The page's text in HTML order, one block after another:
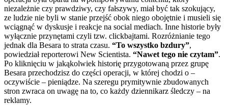
niezależnie czy prawdziwy, czy fałszywy, miał być tak szokujący,
ze ludzie nie byli w stanie przejść obok niego obojętnie i musieli się
wciągnąć w dyskusje i reakcje na social mediach. Inne historie były
wyłącznie przynętami czyli tzw. clickbajtami. Rozróżnianie tego
jednak dla Besara to strata czasu. “To wszystko bzdury”,
powiedział reporterowi New Scientista. “Nawet tego nie czytam”.
Po kliknięciu w jakąkolwiek historię przygotowaną przez grupę
Besara przechodzisz do części operacji, w której chodzi o –
oczywiście – pieniądze. Na szeregu prymitywnie zbudowanych
stron zwraca on uwagę na to, co każdy dziennikarz śledczy – na
reklamy.